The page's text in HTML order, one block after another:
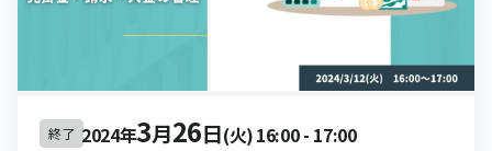
終了 2024年3月26日(火)16:00- 17:00